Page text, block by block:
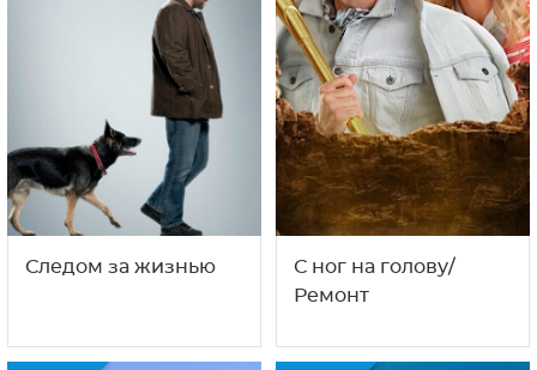
Следом за жизнью
С ног на голову/
Ремонт